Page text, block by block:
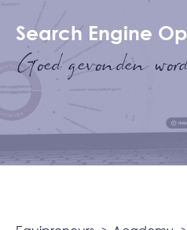
Search Engine
Goed gevonden